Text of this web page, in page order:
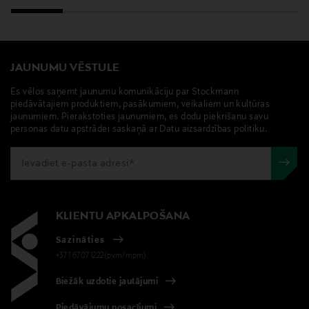
Ražotāja daļas numurs
11296
Labruket AB, Labrukets väg 4, 112 17 Stockholm,
Sweden
Digitālā adrese
customercare@labruket.com
JAUNUMU VĒSTULE
Es vēlos saņemt jaunumu komunikāciju par Stockmann
piedāvātajiem produktiem, pasākumiem, veikaliem un kultūras
jaunumiem. Pierakstoties jaunumiem, es dodu piekrišanu savu
personas datu apstrādei saskaņā ar Datu aizsardzības politiku.
KLIENTU APKALPOŠANA
Sazināties
+371 67071222(pvm/mpm)
Biežāk uzdotie jautājumi